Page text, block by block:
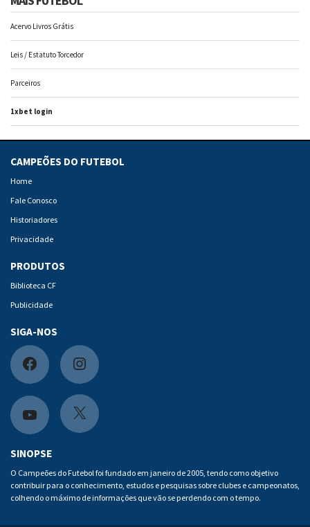
Acervo Livros Grátis
Leis / Estatuto Torcedor
Parceiros
1xbet login
CAMPEÕES DO FUTEBOL
Home
Fale Conosco
Historiadores
Privacidade
PRODUTOS
Biblioteca CF
Publicidade
SIGA-NOS
F
a
c
b
o
I
n
s
a
g
Y
o
u
t
X
SINOPSE
O Campeões do Futebol foi fundado em janeiro de 2005, tendo como objetivo
contribuir para o conhecimento, estudos e pesquisas sobre clubes e campeonatos,
colhendo o máximo de informações que vão se perdendo com o tempo.